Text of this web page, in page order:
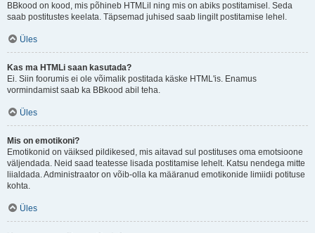
BBkood on kood, mis põhineb HTMLil ning mis on abiks postitamisel. Seda
saab postitustes keelata. Täpsemad juhised saab lingilt postitamise lehel.
Üles
Kas ma HTMLi saan kasutada?
Ei. Siin foorumis ei ole võimalik postitada käske HTML'is. Enamus
vormindamist saab ka BBkood abil teha.
Üles
Mis on emotikoni?
Emotikonid on väiksed pildikesed, mis aitavad sul postituses oma emotsioone
väljendada. Neid saad teatesse lisada postitamise lehelt. Katsu nendega mitte
liialdada. Administraator on võib-olla ka määranud emotikonide limiidi potituse
kohta.
Üles